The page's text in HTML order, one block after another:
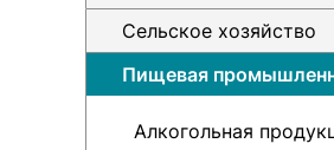
Сельское хозяйство
Пищевая
Алкогольная